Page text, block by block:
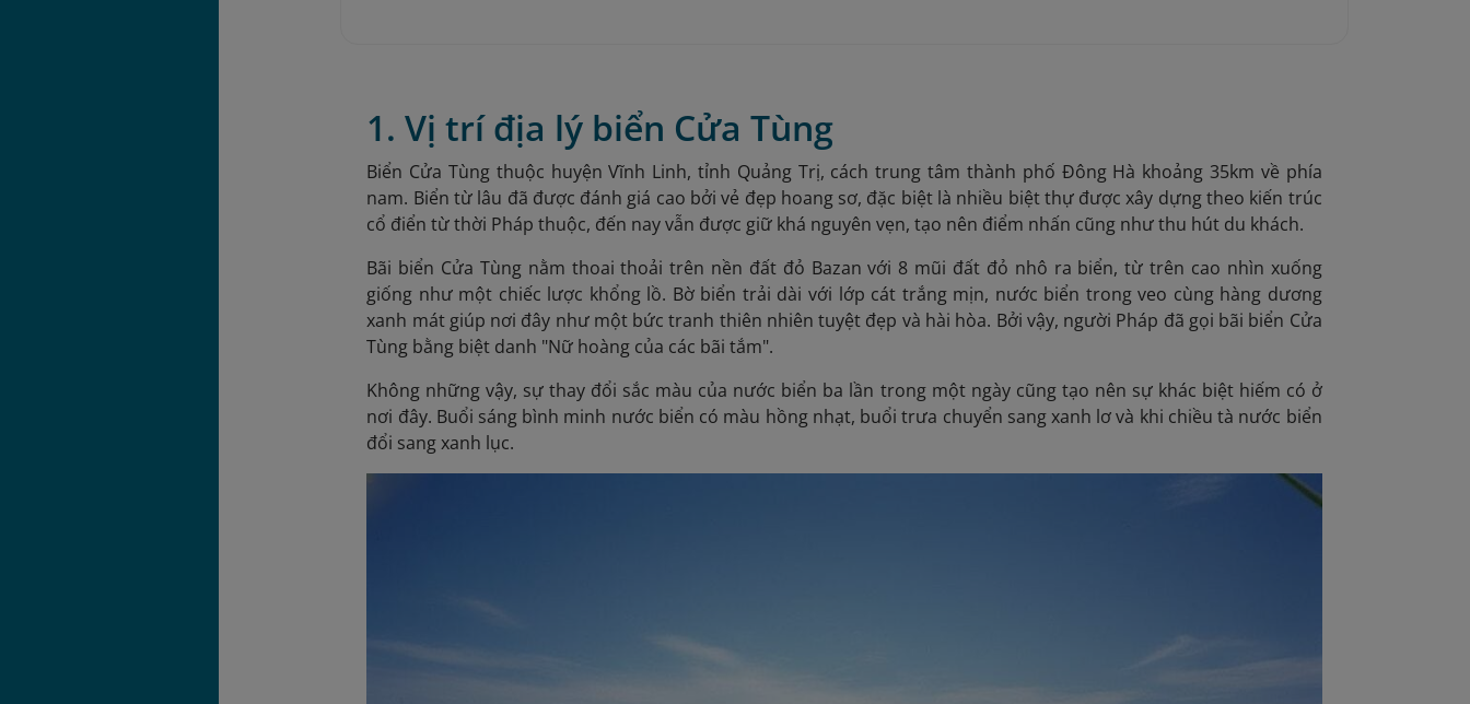
1. Vị trí địa lý biển Cửa Tùng
Biển Cửa Tùng thuộc huyện Vĩnh Linh, tỉnh Quảng Trị, cách trung tâm thành phố Đông Hà khoảng 35km về phía
nam. Biển từ lâu đã được đánh giá cao bởi vẻ đẹp hoang sơ, đặc biệt là nhiều biệt thự được xây dựng theo kiến trúc
cổ điển từ thời Pháp thuộc, đến nay vẫn được giữ khá nguyên vẹn, tạo nên điểm nhấn cũng như thu hút du khách.
Bãi biển Cửa Tùng nằm thoai thoải trên nền đất đỏ Bazan với 8 mũi đất đỏ nhô ra biển, từ trên cao nhìn xuống
giống như một chiếc lược khổng lồ. Bờ biển trải dài với lớp cát trắng mịn, nước biển trong veo cùng hàng dương
xanh mát giúp nơi đây như một bức tranh thiên nhiên tuyệt đẹp và hài hòa. Bởi vậy, người Pháp đã gọi bãi biển Cửa
Tùng bằng biệt danh "Nữ hoàng của các bãi tắm".
Không những vậy, sự thay đổi sắc màu của nước biển ba lần trong một ngày cũng tạo nên sự khác biệt hiếm có ở
nơi đây. Buổi sáng bình minh nước biển có màu hồng nhạt, buổi trưa chuyển sang xanh lơ và khi chiều tà nước biển
đổi sang xanh lục.